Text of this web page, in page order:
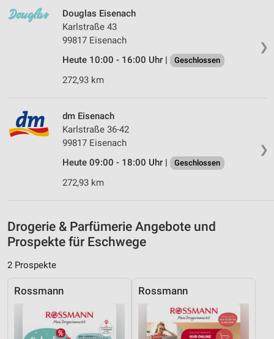
❯
Douglas Eisenach
Karlstraße 43
99817 Eisenach
Heute 10:00 - 16:00 Uhr |
Geschlossen
272,93 km
❯
dm Eisenach
Karlstraße 36-42
99817 Eisenach
Heute 09:00 - 18:00 Uhr |
Geschlossen
272,93 km
Drogerie & Parfümerie Angebote und
Prospekte für Eschwege
2 Prospekte
Rossmann Rossmann
Verwendung von Profilen zur Auswahl
personalisierter Inhalte
Quellen
Entwicklung und Verbesserung der Angebote
Verwendung reduzierter Daten zur Auswahl von
Geräte anhand von aktiv angeforderten
Notwendig
Performance